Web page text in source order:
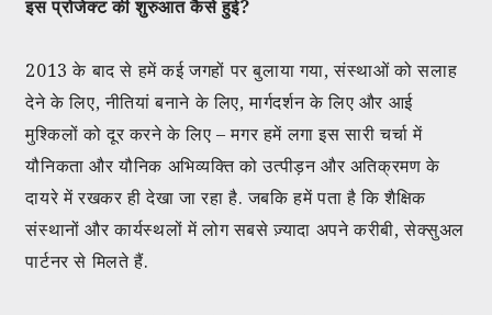
इस प्रोजेक्ट की शुरुआत कैसे हुई?
2013 के बाद से हमें कई जगहों पर बुलाया गया, संस्थाओं को सलाह
देने के लिए, नीतियां बनाने के लिए, मार्गदर्शन के लिए और आई
मुश्किलों को दूर करने के लिए – मगर हमें लगा इस सारी चर्चा में
यौनिकता और यौनिक अभिव्यक्ति को उत्पीड़न और अतिक्रमण के
दायरे में रखकर ही देखा जा रहा है. जबकि हमें पता है कि शैक्षिक
संस्थानों और कार्यस्थलों में लोग सबसे ज़्यादा अपने करीबी, सेक्सुअल
पार्टनर से मिलते हैं.